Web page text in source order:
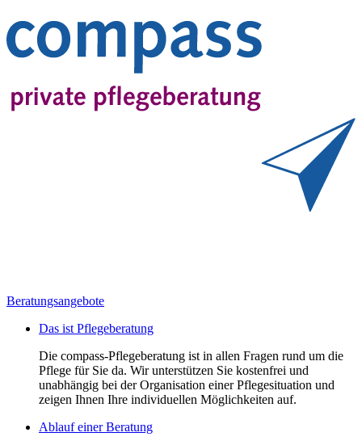
Beratungsangebote
Das ist Pflegeberatung
Die compass-Pflegeberatung ist in allen Fragen rund um die
Pflege für Sie da. Wir unterstützen Sie kostenfrei und
unabhängig bei der Organisation einer Pflegesituation und
zeigen Ihnen Ihre individuellen Möglichkeiten auf.
Ablauf einer Beratung